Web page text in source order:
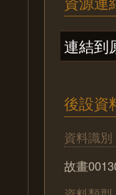
連結到
後設資
資料識別
故畫